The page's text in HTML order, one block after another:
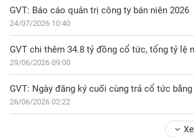
GVT: Báo cáo quản trị công ty bán niên 2026
24/07/2026 10:40
GVT chi thêm 34.8 tỷ đồng cổ tức, tổng tỷ lệ
29/06/2026 09:00
GVT: Ngày đăng ký cuối cùng trả cổ tức
26/06/2026 02:22
DOANH
NGHIỆP
CỔ
PHIẾU